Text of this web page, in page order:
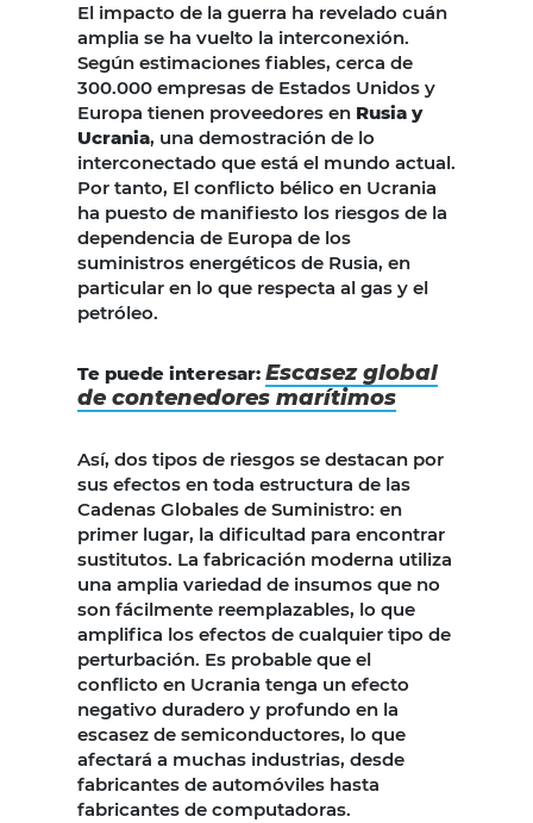
El impacto de la guerra ha revelado cuán
amplia se ha vuelto la interconexión.
Según estimaciones fiables, cerca de
300.000 empresas de Estados Unidos y
Europa tienen proveedores en Rusia y
Ucrania, una demostración de lo
interconectado que está el mundo actual.
Por tanto, El conflicto bélico en Ucrania
ha puesto de manifiesto los riesgos de la
dependencia de Europa de los
suministros energéticos de Rusia, en
particular en lo que respecta al gas y el
petróleo.
Te puede interesar: Escasez global
de contenedores marítimos
Así, dos tipos de riesgos se destacan por
sus efectos en toda estructura de las
Cadenas Globales de Suministro: en
primer lugar, la dificultad para encontrar
sustitutos. La fabricación moderna utiliza
una amplia variedad de insumos que no
son fácilmente reemplazables, lo que
amplifica los efectos de cualquier tipo de
perturbación. Es probable que el
conflicto en Ucrania tenga un efecto
negativo duradero y profundo en la
escasez de semiconductores, lo que
afectará a muchas industrias, desde
fabricantes de automóviles hasta
fabricantes de computadoras.